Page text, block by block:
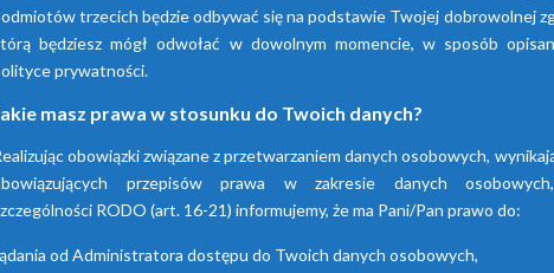
adsorpcyjne
te przyczyniają się do
powietrza za pomocą
seriach. Każda z nich różni
hybrydowe z serii
HDB
Osuszacze hybrydowe są
połączeniem osuszacza
trzecich będzie odbywać się na podstawie Twojej dobrowolnej
będziesz mógł odwołać w dowolnym momencie, w sposób
prywatności.
masz prawa w stosunku do Twoich danych?
obowiązki związane z przetwarzaniem danych osobowych,
przepisów prawa w zakresie danych
RODO (art. 16-21) informujemy, że ma Pani/Pan prawo do:
od Administratora dostępu do Twoich danych osobowych,